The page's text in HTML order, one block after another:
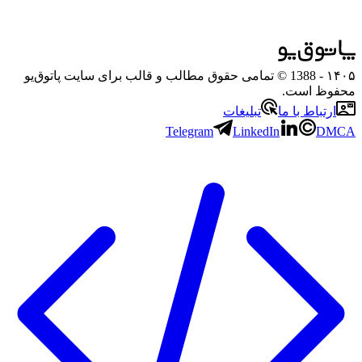
۱۴۰۵
- 1388 © تمامی حقوق مطالب و قالب برای سایت پاتوق‌یو
محفوظ است.
ارتباط با ما
تبلیغات
Telegram
LinkedIn DMCA